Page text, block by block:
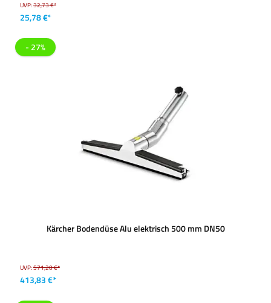
UVP:32,73 €*
25,78 €*
- 27%
Kärcher Bodendüse Alu elektrisch 500 mm DN50
UVP:571,20 €*
413,83 €*